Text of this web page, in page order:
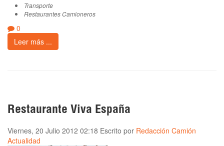
Transporte
Restaurantes Camioneros
0
Leer más ...
Restaurante Viva España
Viernes, 20 Julio 2012 02:18 Escrito por Redacción Camión
Actualidad